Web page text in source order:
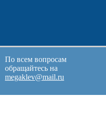
По всем вопросам
обращайтесь на
megaklev@mail.ru